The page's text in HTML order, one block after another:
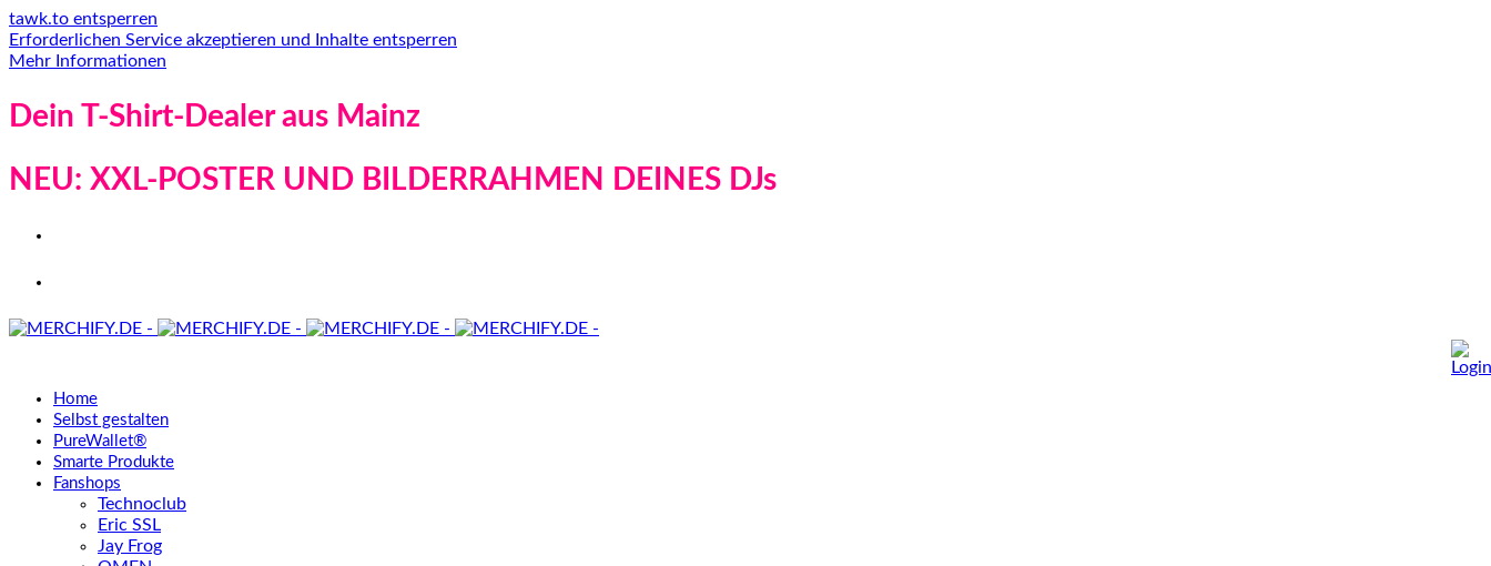
tawk.to entsperren
Erforderlichen Service akzeptieren und Inhalte entsperren
Mehr Informationen
Dein T-Shirt-Dealer aus Mainz
NEU: XXL-POSTER UND BILDERRAHMEN DEINES DJs
Home
Selbst gestalten
PureWallet®
Smarte Produkte
Fanshops
Technoclub
Eric SSL
Jay Frog